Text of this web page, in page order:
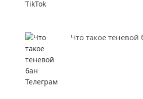
Что такое теневой